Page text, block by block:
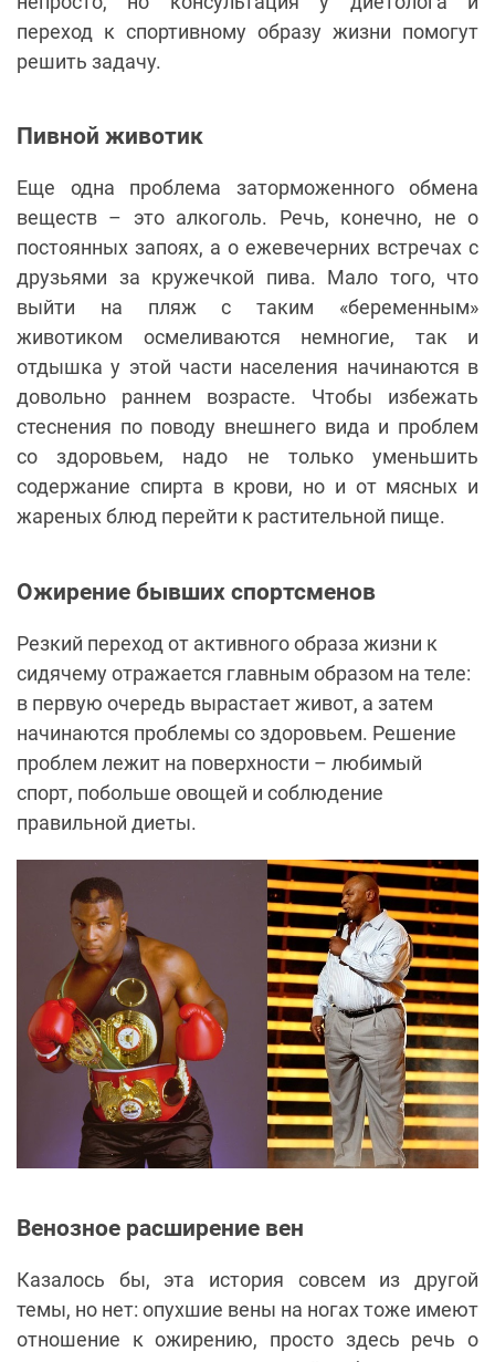
переход к спортивному образу жизни помогут
решить задачу.
Пивной животик
Еще одна проблема заторможенного обмена
веществ – это алкоголь. Речь, конечно, не о
постоянных запоях, а о ежевечерних встречах с
друзьями за кружечкой пива. Мало того, что
выйти на пляж с таким «беременным»
животиком осмеливаются немногие, так и
отдышка у этой части населения начинаются в
довольно раннем возрасте. Чтобы избежать
стеснения по поводу внешнего вида и проблем
со здоровьем, надо не только уменьшить
содержание спирта в крови, но и от мясных и
жареных блюд перейти к растительной пище.
Ожирение бывших спортсменов
Резкий переход от активного образа жизни к
сидячему отражается главным образом на теле:
в первую очередь вырастает живот, а затем
начинаются проблемы со здоровьем. Решение
проблем лежит на поверхности – любимый
спорт, побольше овощей и соблюдение
правильной диеты.
Венозное расширение вен
Казалось бы, эта история совсем из другой
темы, но нет: опухшие вены на ногах тоже имеют
отношение к ожирению, просто здесь речь о